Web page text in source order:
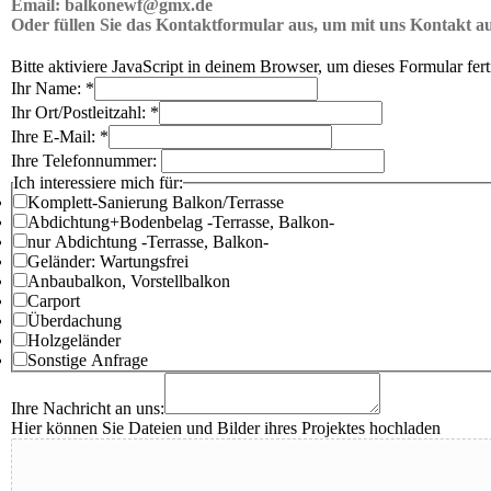
Email: balkonewf@gmx.de
Oder füllen Sie das Kontaktformular aus, um mit uns Kontakt
Bitte aktiviere JavaScript in deinem Browser, um dieses Formular
Ihr Name: *
Ihr Ort/Postleitzahl: *
Ihre E-Mail: *
Ihre Telefonnummer:
Ich interessiere mich für:
Komplett-Sanierung Balkon/Terrasse
Abdichtung+Bodenbelag -Terrasse, Balkon-
nur Abdichtung -Terrasse, Balkon-
Geländer: Wartungsfrei
Anbaubalkon, Vorstellbalkon
Carport
Überdachung
Holzgeländer
Sonstige Anfrage
Ihre Nachricht an uns:
Hier können Sie Dateien und Bilder ihres Projektes hochladen